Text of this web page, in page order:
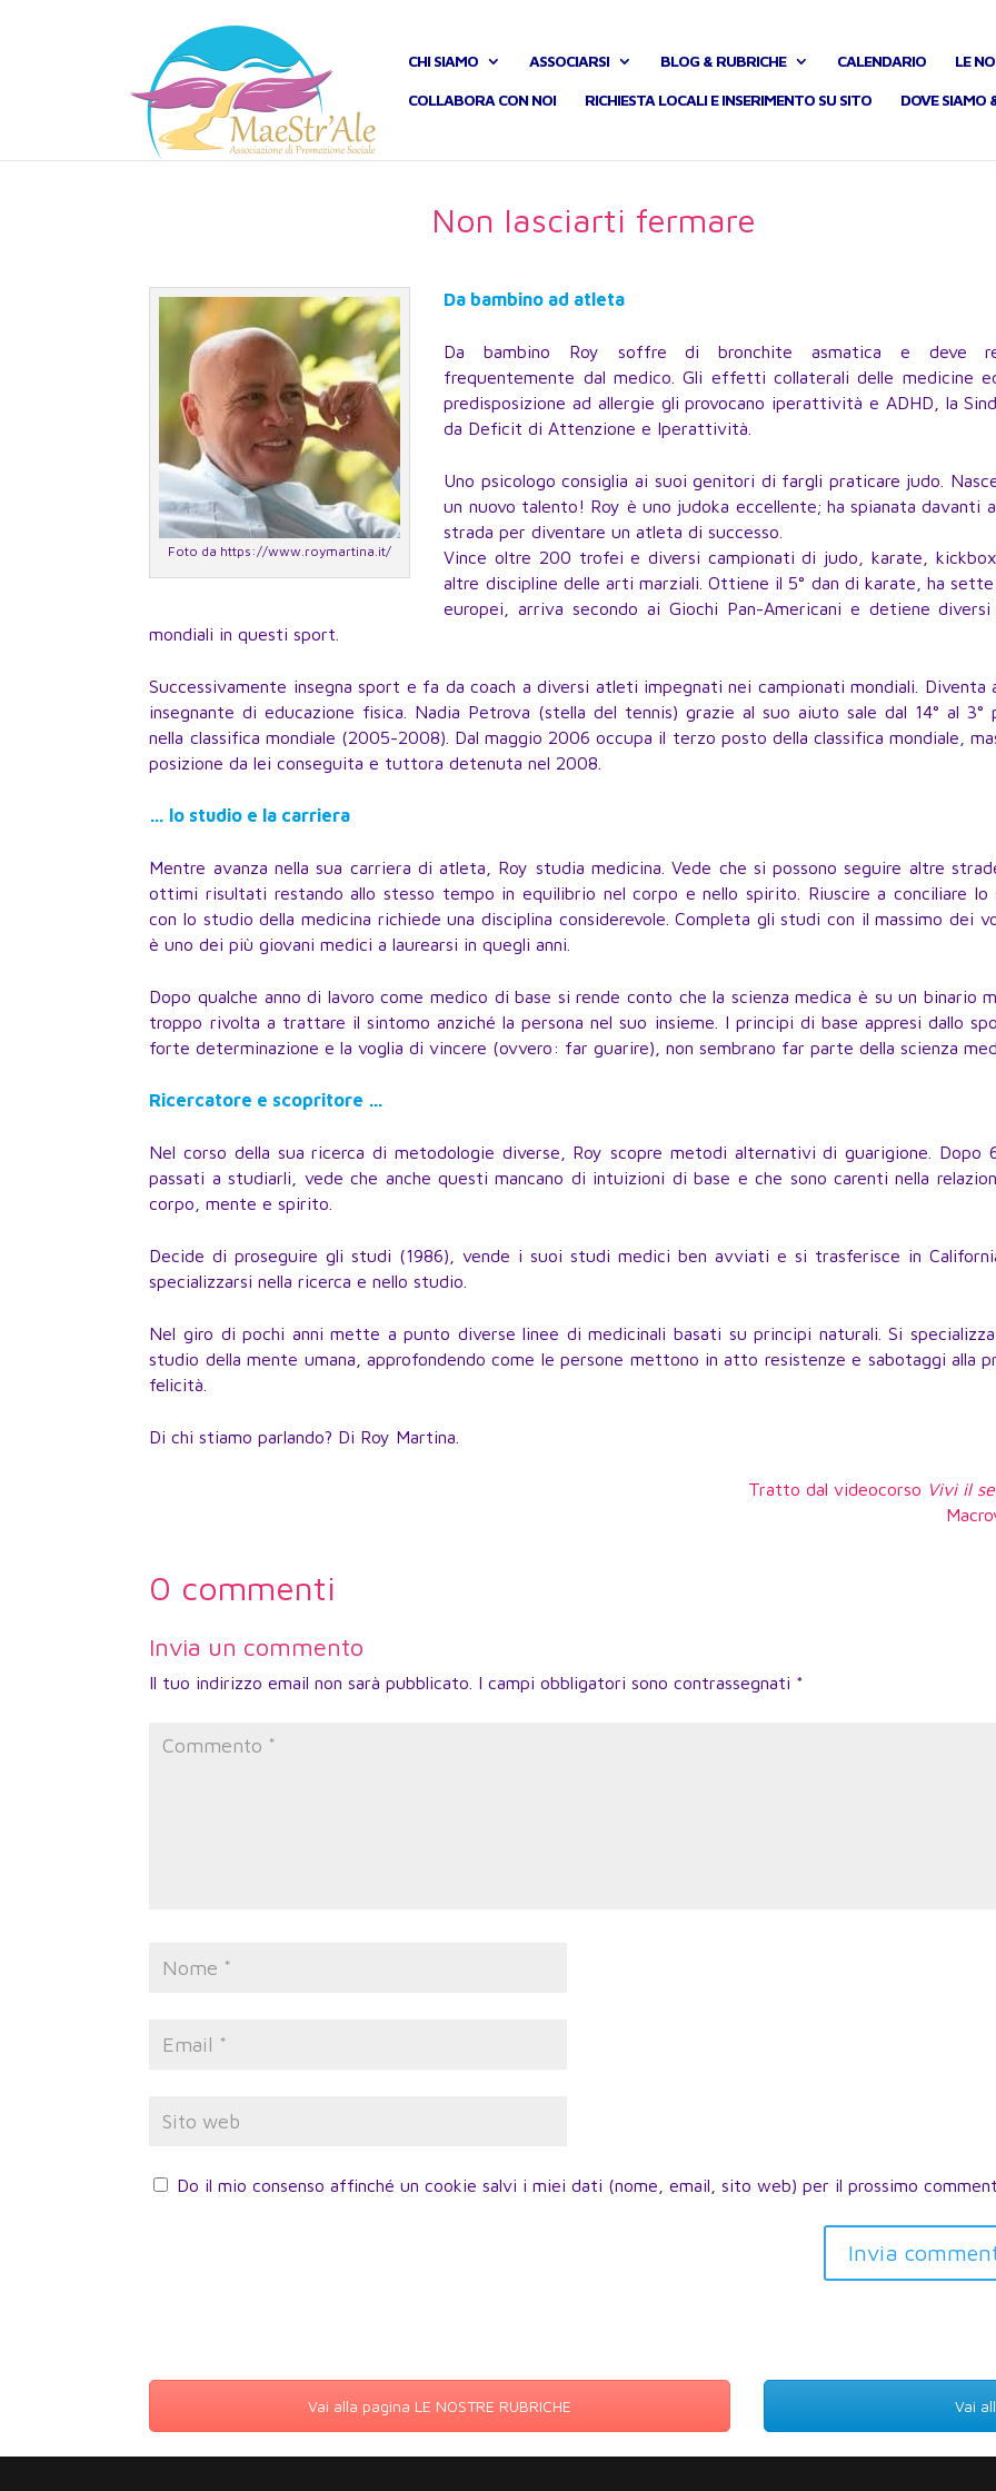
CHI SIAMO ASSOCIARSI BLOG & RUBRICHE CALENDARIO LE
COLLABORA CON NOI RICHIESTA LOCALI E INSERIMENTO SU SITO DOVE SIAMO
Non lasciarti fermare
Foto da https://www.roymartina.it/
Da bambino ad atleta
Da bambino Roy soffre di bronchite asmatica e deve
frequentemente dal medico. Gli effetti collaterali delle medicine
predisposizione ad allergie gli provocano iperattività e ADHD, la
da Deficit di Attenzione e Iperattività.
Uno psicologo consiglia ai suoi genitori di fargli praticare judo.
un nuovo talento! Roy è uno judoka eccellente; ha spianata davanti
strada per diventare un atleta di successo.
Vince oltre 200 trofei e diversi campionati di judo, karate,
altre discipline delle arti marziali. Ottiene il 5° dan di karate, ha
europei, arriva secondo ai Giochi Pan-Americani e detiene
mondiali in questi sport.
Successivamente insegna sport e fa da coach a diversi atleti impegnati nei campionati mondiali. Diventa
insegnante di educazione fisica. Nadia Petrova (stella del tennis) grazie al suo aiuto sale dal 14° al 3°
nella classifica mondiale (2005-2008). Dal maggio 2006 occupa il terzo posto della classifica mondiale,
posizione da lei conseguita e tuttora detenuta nel 2008.
… lo studio e la carriera
Mentre avanza nella sua carriera di atleta, Roy studia medicina. Vede che si possono seguire altre
ottimi risultati restando allo stesso tempo in equilibrio nel corpo e nello spirito. Riuscire a conciliare lo
con lo studio della medicina richiede una disciplina considerevole. Completa gli studi con il massimo dei
è uno dei più giovani medici a laurearsi in quegli anni.
Dopo qualche anno di lavoro come medico di base si rende conto che la scienza medica è su un binario
troppo rivolta a trattare il sintomo anziché la persona nel suo insieme. I principi di base appresi dallo
forte determinazione e la voglia di vincere (ovvero: far guarire), non sembrano far parte della scienza
Ricercatore e scopritore …
Nel corso della sua ricerca di metodologie diverse, Roy scopre metodi alternativi di guarigione. Dopo
passati a studiarli, vede che anche questi mancano di intuizioni di base e che sono carenti nella
corpo, mente e spirito.
Decide di proseguire gli studi (1986), vende i suoi studi medici ben avviati e si trasferisce in
specializzarsi nella ricerca e nello studio.
Nel giro di pochi anni mette a punto diverse linee di medicinali basati su principi naturali. Si specializza
studio della mente umana, approfondendo come le persone mettono in atto resistenze e sabotaggi alla
felicità.
Di chi stiamo parlando? Di Roy Martina.
Tratto dal videocorso Vivi il
0 commenti
Invia un commento
Il tuo indirizzo email non sarà pubblicato. I campi obbligatori sono contrassegnati *
Do il mio consenso affinché un cookie salvi i miei dati (nome, email, sito web) per il prossimo
Invia
Vai alla pagina LE NOSTRE RUBRICHE Vai